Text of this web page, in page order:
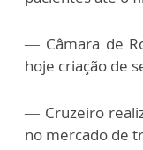
— Câmara de
hoje criação de
— Cruzeiro
no mercado de